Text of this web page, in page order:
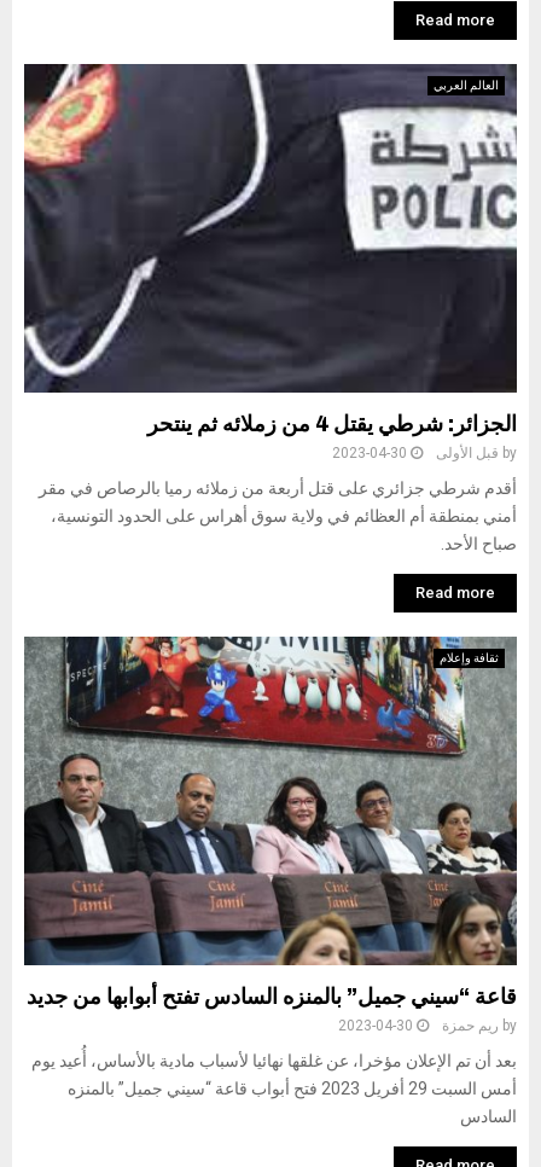
Read more
العالم العربي
الجزائر: شرطي يقتل 4 من زملائه ثم ينتحر
by قبل الأولى 2023-04-30
أقدم شرطي جزائري على قتل أربعة من زملائه رميا بالرصاص في مقر
أمني بمنطقة أم العظائم في ولاية سوق أهراس على الحدود التونسية،
صباح الأحد.
Read more
ثقافة وإعلام
قاعة “سيني جميل” بالمنزه السادس تفتح أبوابها من جديد
by ريم حمزة 2023-04-30
بعد أن تم الإعلان مؤخرا، عن غلقها نهائيا لأسباب مادية بالأساس، أُعيد يوم
أمس السبت 29 أفريل 2023 فتح أبواب قاعة “سيني جميل” بالمنزه
السادس